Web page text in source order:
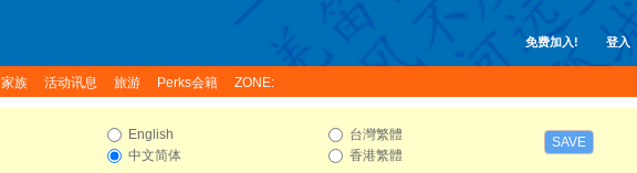
免费加入! 登入
家族 活动讯息 旅游 Perks会籍 ZONE:
English
中文简体
台灣繁體
香港繁體
SAVE